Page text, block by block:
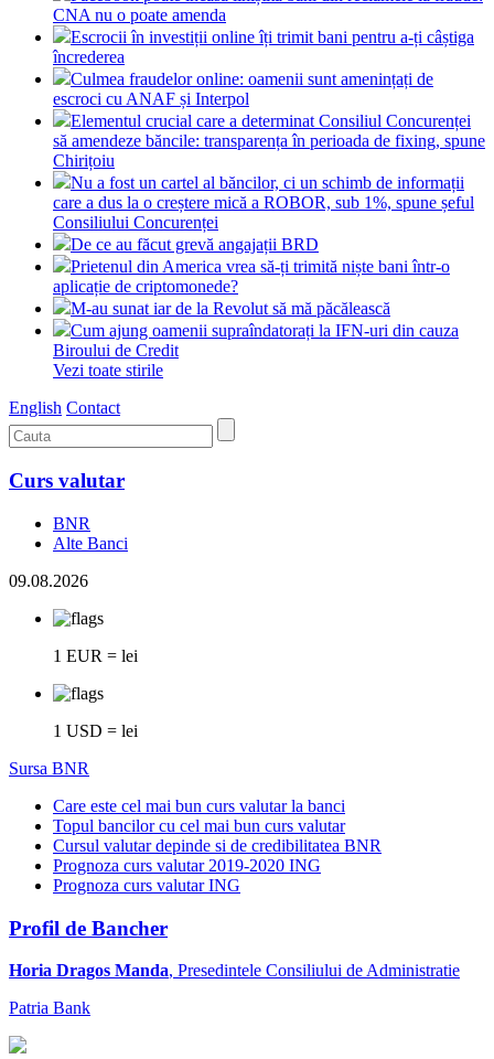
CNA nu o poate amenda
Escrocii în investiții online îți trimit bani pentru a-ți câștiga
încrederea
Culmea fraudelor online: oamenii sunt amenințați de
escroci cu ANAF și Interpol
Elementul crucial care a determinat Consiliul Concurenței
să amendeze băncile: transparența în perioada de fixing, spune
Chirițoiu
Nu a fost un cartel al băncilor, ci un schimb de informații
care a dus la o creștere mică a ROBOR, sub 1%, spune șeful
Consiliului Concurenței
De ce au făcut grevă angajații BRD
Prietenul din America vrea să-ți trimită niște bani într-o
aplicație de criptomonede?
M-au sunat iar de la Revolut să mă păcălească
Cum ajung oamenii supraîndatorați la IFN-uri din cauza
Biroului de Credit
Vezi toate stirile
English Contact
Curs valutar
BNR
Alte Banci
09.08.2026
1 EUR = lei
1 USD = lei
Sursa BNR
Care este cel mai bun curs valutar la banci
Topul bancilor cu cel mai bun curs valutar
Cursul valutar depinde si de credibilitatea BNR
Prognoza curs valutar 2019-2020 ING
Prognoza curs valutar ING
Profil de Bancher
Horia Dragos Manda, Presedintele Consiliului de Administratie
Patria Bank